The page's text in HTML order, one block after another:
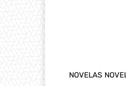
NOVELAS